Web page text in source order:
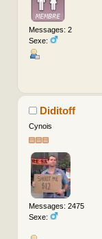
Messages: 2
Sexe:
Diditoff
Cynois
Messages: 2475
Sexe: